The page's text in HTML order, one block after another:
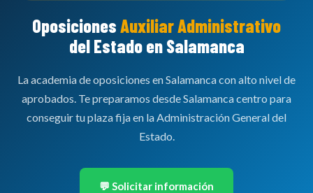
OposicionesAuxiliar Administrativo
del Estado en Salamanca
La academia de oposiciones en Salamanca con alto nivel de
aprobados. Te preparamos desde Salamanca centro para
conseguir tu plaza fija en la Administración General del
Estado.
💬 Solicitar información